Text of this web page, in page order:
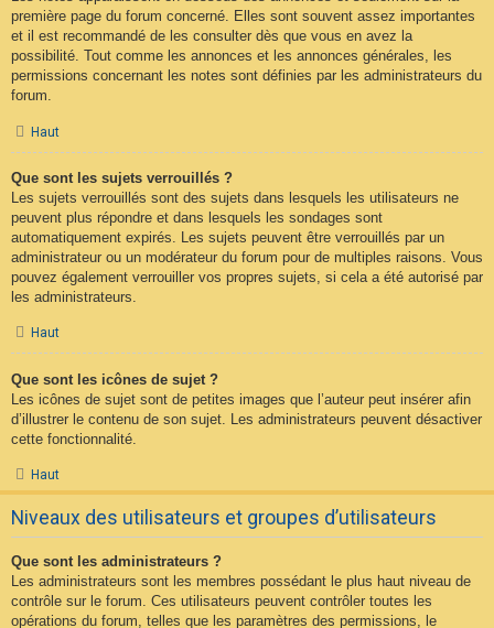
première page du forum concerné. Elles sont souvent assez importantes
et il est recommandé de les consulter dès que vous en avez la
possibilité. Tout comme les annonces et les annonces générales, les
permissions concernant les notes sont définies par les administrateurs du
forum.
Haut
Que sont les sujets verrouillés ?
Les sujets verrouillés sont des sujets dans lesquels les utilisateurs ne
peuvent plus répondre et dans lesquels les sondages sont
automatiquement expirés. Les sujets peuvent être verrouillés par un
administrateur ou un modérateur du forum pour de multiples raisons. Vous
pouvez également verrouiller vos propres sujets, si cela a été autorisé par
les administrateurs.
Haut
Que sont les icônes de sujet ?
Les icônes de sujet sont de petites images que l’auteur peut insérer afin
d’illustrer le contenu de son sujet. Les administrateurs peuvent désactiver
cette fonctionnalité.
Haut
Niveaux des utilisateurs et groupes d’utilisateurs
Que sont les administrateurs ?
Les administrateurs sont les membres possédant le plus haut niveau de
contrôle sur le forum. Ces utilisateurs peuvent contrôler toutes les
opérations du forum, telles que les paramètres des permissions, le